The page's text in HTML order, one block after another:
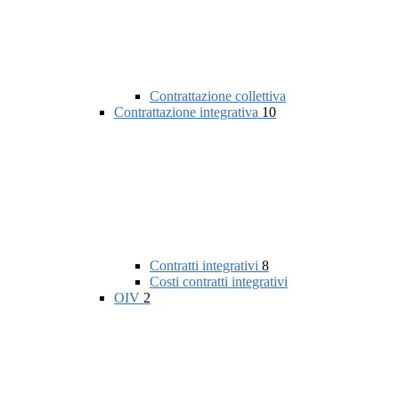
Contrattazione collettiva
Contrattazione integrativa 10
Contratti integrativi 8
Costi contratti integrativi
OIV 2